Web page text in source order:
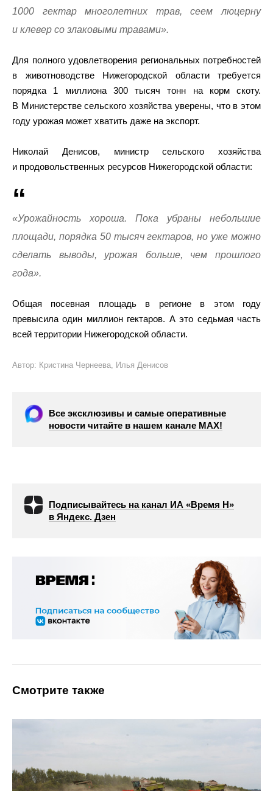
1000 гектар многолетних трав, сеем люцерну
и клевер со злаковыми травами».
Для полного удовлетворения региональных потребностей
в животноводстве Нижегородской области требуется
порядка 1 миллиона 300 тысяч тонн на корм скоту.
В Министерстве сельского хозяйства уверены, что в этом
году урожая может хватить даже на экспорт.
Николай Денисов, министр сельского хозяйства
и продовольственных ресурсов Нижегородской области:
«Урожайность хороша. Пока убраны небольшие
площади, порядка 50 тысяч гектаров, но уже можно
сделать выводы, урожая больше, чем прошлого
года».
Общая посевная площадь в регионе в этом году
превысила один миллион гектаров. А это седьмая часть
всей территории Нижегородской области.
Автор: Кристина Чернеева, Илья Денисов
Все эксклюзивы и самые оперативные
новости читайте в нашем канале МАХ!
Подписывайтесь на канал ИА «Время Н»
в Яндекс. Дзен
Смотрите также